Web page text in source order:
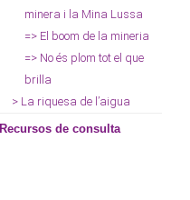
minera i la Mina Lussa
=> El boom de la mineria
=> No és plom tot el que
brilla
> La riquesa de l’aigua
Recursos de consulta